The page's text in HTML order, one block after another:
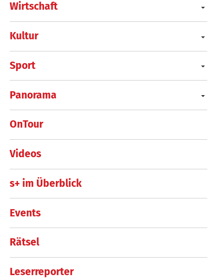
Wirtschaft
Kultur
Sport
Panorama
OnTour
Videos
s+ im Überblick
Events
Rätsel
Leserreporter